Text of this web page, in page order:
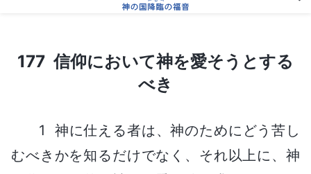
177 信仰において神を愛そうとする
べき
1 神に仕える者は、神のためにどう苦し
むべきかを知るだけでなく、それ以上に、神